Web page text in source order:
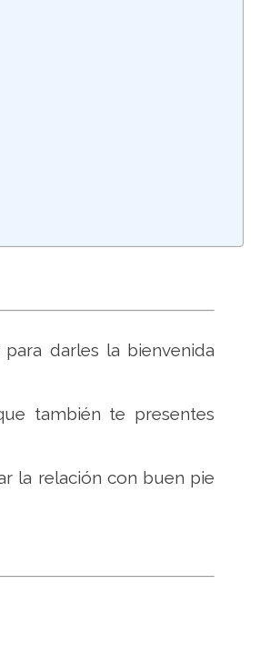
darles la bienvenida
también te presentes
la relación con buen pie